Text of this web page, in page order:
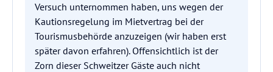
Versuch unternommen haben, uns wegen der
Kautionsregelung im Mietvertrag bei der
Tourismusbehörde anzuzeigen (wir haben erst
später davon erfahren). Offensichtlich ist der
Zorn dieser Schweitzer Gäste auch nicht